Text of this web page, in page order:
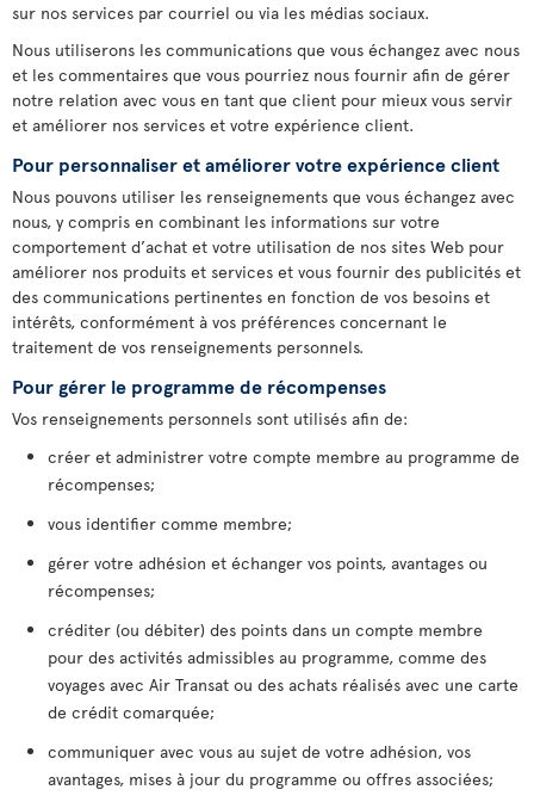
sur nos services par courriel ou via les médias sociaux.
Nous utiliserons les communications que vous échangez avec nous
et les commentaires que vous pourriez nous fournir afin de gérer
notre relation avec vous en tant que client pour mieux vous servir
et améliorer nos services et votre expérience client.
Pour personnaliser et améliorer votre expérience client
Nous pouvons utiliser les renseignements que vous échangez avec
nous, y compris en combinant les informations sur votre
comportement d’achat et votre utilisation de nos sites Web pour
améliorer nos produits et services et vous fournir des publicités et
des communications pertinentes en fonction de vos besoins et
intérêts, conformément à vos préférences concernant le
traitement de vos renseignements personnels.
Pour gérer le programme de récompenses
Vos renseignements personnels sont utilisés afin de:
créer et administrer votre compte membre au programme de
récompenses;
vous identifier comme membre;
gérer votre adhésion et échanger vos points, avantages ou
récompenses;
créditer (ou débiter) des points dans un compte membre
pour des activités admissibles au programme, comme des
voyages avec Air Transat ou des achats réalisés avec une carte
de crédit comarquée;
communiquer avec vous au sujet de votre adhésion, vos
avantages, mises à jour du programme ou offres associées;